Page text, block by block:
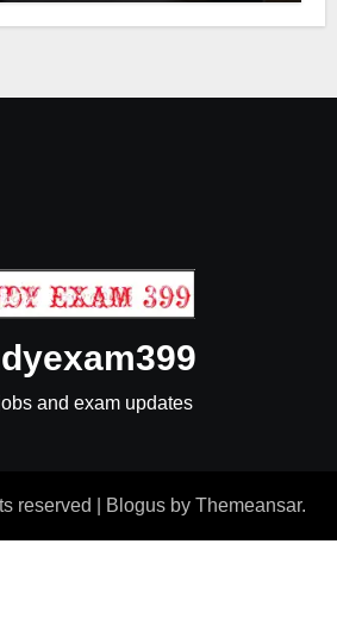
and exam updates
reserved Blogus by Themeansar.